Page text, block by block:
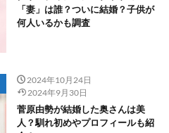
「妻」は誰？ついに結婚？子供が
何人いるかも調査
2024年10月24日
2024年9月30日
菅原由勢が結婚した奥さんは美
人？馴れ初めやプロフィールも紹